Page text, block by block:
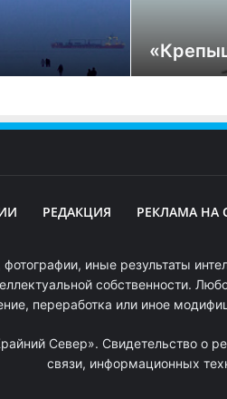
РЕДАКЦИЯ РЕКЛАМА НА
иные результаты
собственности.
переработка или иное
Север». Свидетельство
связи, информационных